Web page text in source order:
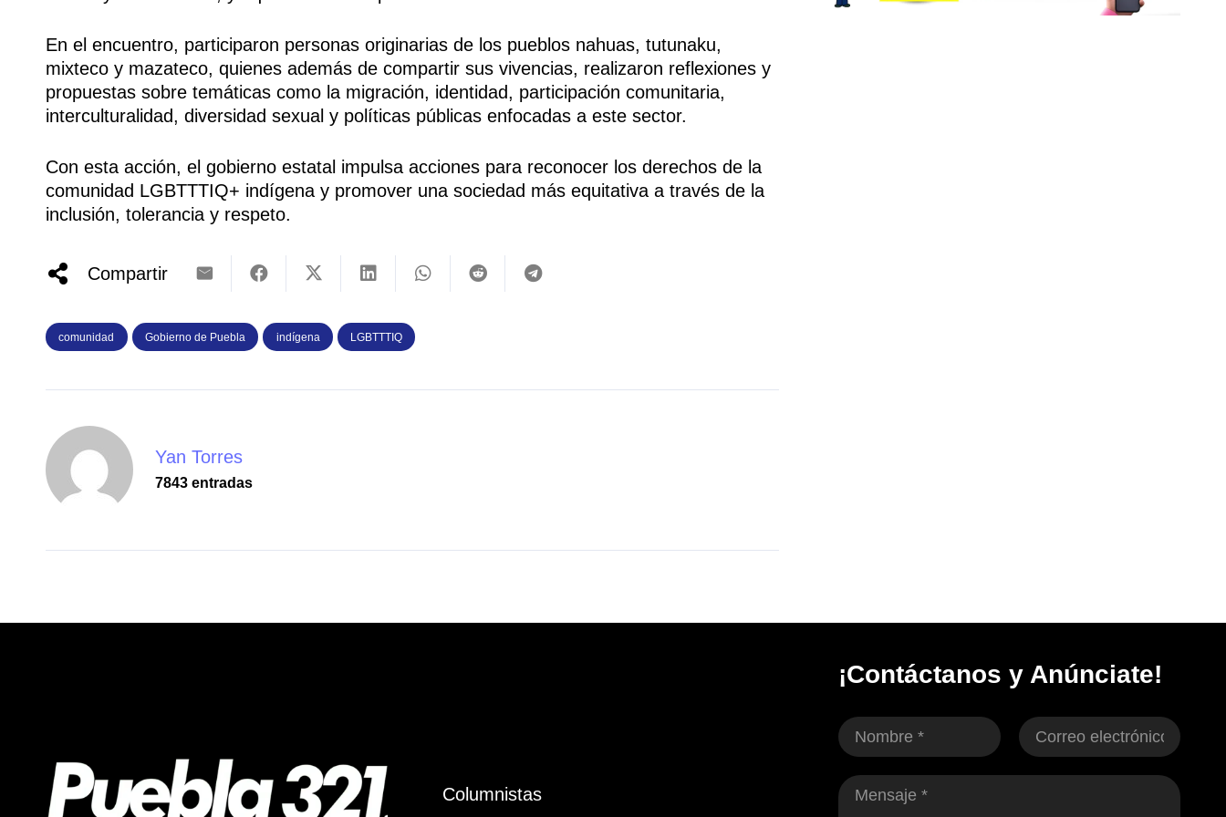
En el encuentro, participaron personas originarias de los pueblos nahuas, tutunaku,
mixteco y mazateco, quienes además de compartir sus vivencias, realizaron reflexiones y
propuestas sobre temáticas como la migración, identidad, participación comunitaria,
interculturalidad, diversidad sexual y políticas públicas enfocadas a este sector.
Con esta acción, el gobierno estatal impulsa acciones para reconocer los derechos de la
comunidad LGBTTTIQ+ indígena y promover una sociedad más equitativa a través de la
inclusión, tolerancia y respeto.
Compartir
comunidad Gobierno de Puebla indígena LGBTTTIQ
Yan Torres
7843 entradas
Columnistas
¡Contáctanos y Anúnciate!